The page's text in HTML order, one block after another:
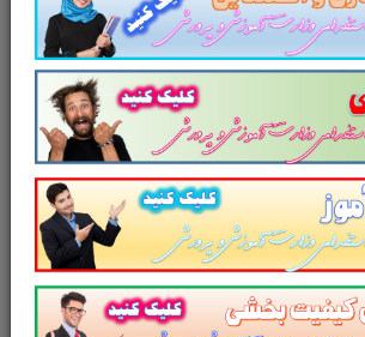
لینک دانلود
حقوق خانواده
به سایر منابع آزمون داوری